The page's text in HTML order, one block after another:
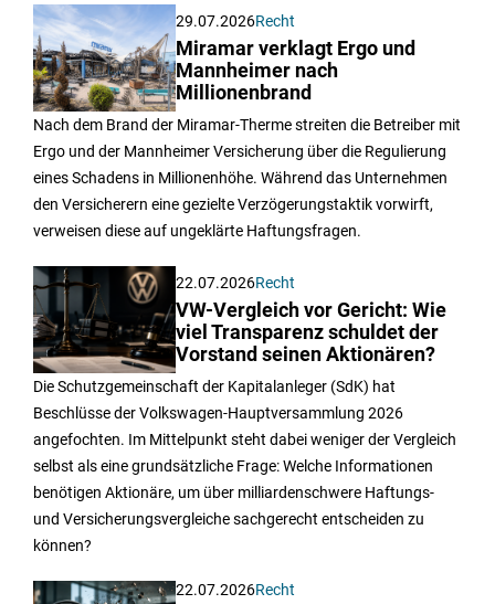
29.07.2026Recht
Miramar verklagt Ergo und
Mannheimer nach
Millionenbrand
Nach dem Brand der Miramar-Therme streiten die Betreiber mit
Ergo und der Mannheimer Versicherung über die Regulierung
eines Schadens in Millionenhöhe. Während das Unternehmen
den Versicherern eine gezielte Verzögerungstaktik vorwirft,
verweisen diese auf ungeklärte Haftungsfragen.
22.07.2026Recht
VW-Vergleich vor Gericht: Wie
viel Transparenz schuldet der
Vorstand seinen Aktionären?
Die Schutzgemeinschaft der Kapitalanleger (SdK) hat
Beschlüsse der Volkswagen-Hauptversammlung 2026
angefochten. Im Mittelpunkt steht dabei weniger der Vergleich
selbst als eine grundsätzliche Frage: Welche Informationen
benötigen Aktionäre, um über milliardenschwere Haftungs-
und Versicherungsvergleiche sachgerecht entscheiden zu
können?
22.07.2026Recht